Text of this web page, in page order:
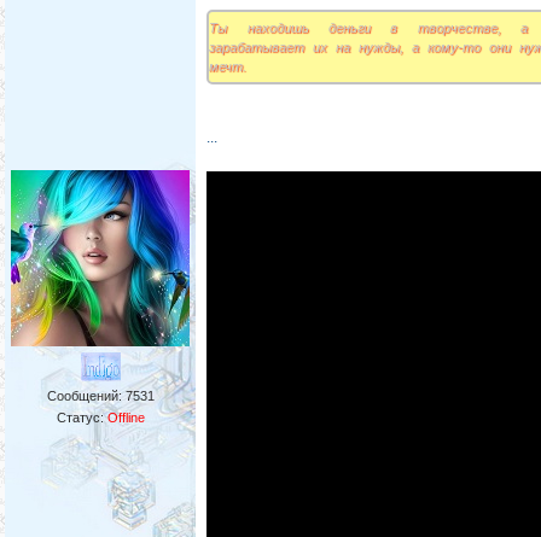
Сообщений: 7531
Статус:Offline
Ты находишь деньги в творчестве, а
зарабатывает их на нужды, а кому-то они
мечт.
...